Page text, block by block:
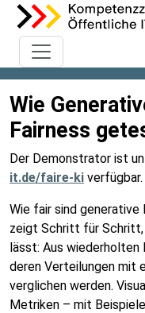
Wie
Fairness
Der Demonstrator ist
it.de/faire-ki verfügbar.
Wie fair sind
zeigt Schritt für Schritt,
lässt: Aus
deren Verteilungen mit
verglichen werden.
Metriken – mit